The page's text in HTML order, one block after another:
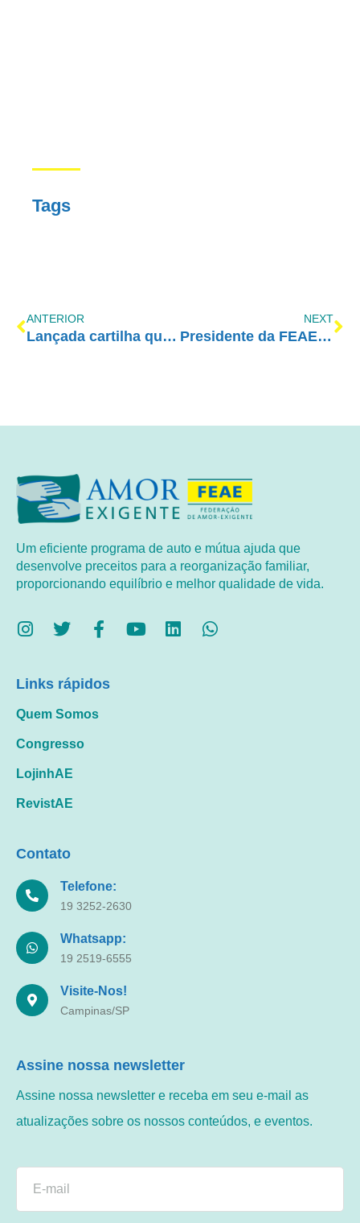
Tags
ANTERIOR
Lançada cartilha que mostra os riscos do uso da maconha na infância e na juventude
NEXT
Presidente da FEAE faz um convite especial
Um eficiente programa de auto e mútua ajuda que
desenvolve preceitos para a reorganização familiar,
proporcionando equilíbrio e melhor qualidade de vida.
Links rápidos
Quem Somos
Congresso
LojinhAE
RevistAE
Contato
Telefone:
19 3252-2630
Whatsapp:
19 2519-6555
Visite-Nos!
Campinas/SP
Assine nossa newsletter
Assine nossa newsletter e receba em seu e-mail as
atualizações sobre os nossos conteúdos, e eventos.